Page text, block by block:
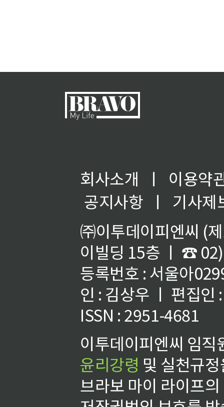
회사소개 ㅣ
이용약
공지사항
ㅣ
기사제
㈜이투데이피엔씨 (
이빌딩 15층 ㅣ ☎
등록번호 : 서울아
인 : 김상우 ㅣ 편집인
ISSN : 2951-4681
이투데이피엔씨 임
윤리강령 및 실천규
브라보 마이 라이프